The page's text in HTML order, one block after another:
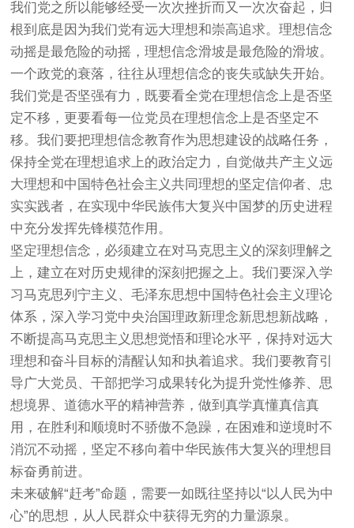
我们党之所以能够经受一次次挫折而又一次次奋起，归
根到底是因为我们党有远大理想和崇高追求。理想信念
动摇是最危险的动摇，理想信念滑坡是最危险的滑坡。
一个政党的衰落，往往从理想信念的丧失或缺失开始。
我们党是否坚强有力，既要看全党在理想信念上是否坚
定不移，更要看每一位党员在理想信念上是否坚定不
移。我们要把理想信念教育作为思想建设的战略任务，
保持全党在理想追求上的政治定力，自觉做共产主义远
大理想和中国特色社会主义共同理想的坚定信仰者、忠
实实践者，在实现中华民族伟大复兴中国梦的历史进程
中充分发挥先锋模范作用。
坚定理想信念，必须建立在对马克思主义的深刻理解之
上，建立在对历史规律的深刻把握之上。我们要深入学
习马克思列宁主义、毛泽东思想中国特色社会主义理论
体系，深入学习党中央治国理政新理念新思想新战略，
不断提高马克思主义思想觉悟和理论水平，保持对远大
理想和奋斗目标的清醒认知和执着追求。我们要教育引
导广大党员、干部把学习成果转化为提升党性修养、思
想境界、道德水平的精神营养，做到真学真懂真信真
用，在胜利和顺境时不骄傲不急躁，在困难和逆境时不
消沉不动摇，坚定不移向着中华民族伟大复兴的理想目
标奋勇前进。
未来破解“赶考”命题，需要一如既往坚持以“以人民为中
心”的思想，从人民群众中获得无穷的力量源泉。